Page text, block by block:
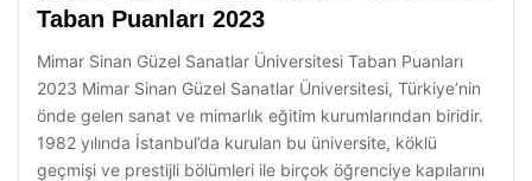
Taban Puanları 2023
Mimar Sinan Güzel Sanatlar Üniversitesi Taban Puanları
2023 Mimar Sinan Güzel Sanatlar Üniversitesi, Türkiye’nin
önde gelen sanat ve mimarlık eğitim kurumlarından biridir.
1982 yılında İstanbul’da kurulan bu üniversite, köklü
geçmişi ve prestijli bölümleri ile birçok öğrenciye kapılarını